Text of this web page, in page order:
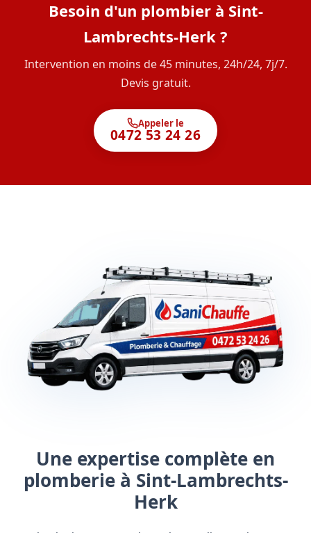
Besoin d'un plombier à Sint-
Lambrechts-Herk ?
Intervention en moins de 45 minutes, 24h/24, 7j/7.
Devis gratuit.
Appeler le
0472 53 24 26
Une expertise complète en
plomberie à Sint-Lambrechts-
Herk